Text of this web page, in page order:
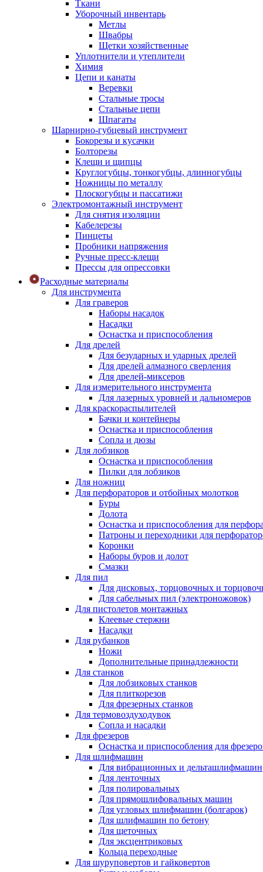
Ткани
Уборочный инвентарь
Метлы
Швабры
Щетки хозяйственные
Уплотнители и утеплители
Химия
Цепи и канаты
Веревки
Стальные тросы
Стальные цепи
Шпагаты
Шарнирно-губцевый инструмент
Бокорезы и кусачки
Болторезы
Клещи и щипцы
Круглогубцы, тонкогубцы, длинногубцы
Ножницы по металлу
Плоскогубцы и пассатижи
Электромонтажный инструмент
Для снятия изоляции
Кабелерезы
Пинцеты
Пробники напряжения
Ручные пресс-клещи
Прессы для опрессовки
Расходные материалы
Для инструмента
Для граверов
Наборы насадок
Насадки
Оснастка и приспособления
Для дрелей
Для безударных и ударных дрелей
Для дрелей алмазного сверления
Для дрелей-миксеров
Для измерительного инструмента
Для лазерных уровней и дальномеров
Для краскораспылителей
Бачки и контейнеры
Оснастка и приспособления
Сопла и дюзы
Для лобзиков
Оснастка и приспособления
Пилки для лобзиков
Для ножниц
Для перфораторов и отбойных молотков
Буры
Долота
Оснастка и приспособления для
Патроны и переходники для
Коронки
Наборы буров и долот
Смазки
Для пил
Для дисковых, торцовочных и
Для сабельных пил (электроножовок)
Для пистолетов монтажных
Клеевые стержни
Насадки
Для рубанков
Ножи
Дополнительные принадлежности
Для станков
Для лобзиковых станков
Для плиткорезов
Для фрезерных станков
Для термовоздуходувок
Сопла и насадки
Для фрезеров
Оснастка и приспособления для
Для шлифмашин
Для вибрационных и дельташлифмашин
Для ленточных
Для полировальных
Для прямошлифовальных машин
Для угловых шлифмашин (болгарок)
Для шлифмашин по бетону
Для щеточных
Для эксцентриковых
Кольца переходные
Для шуруповертов и гайковертов